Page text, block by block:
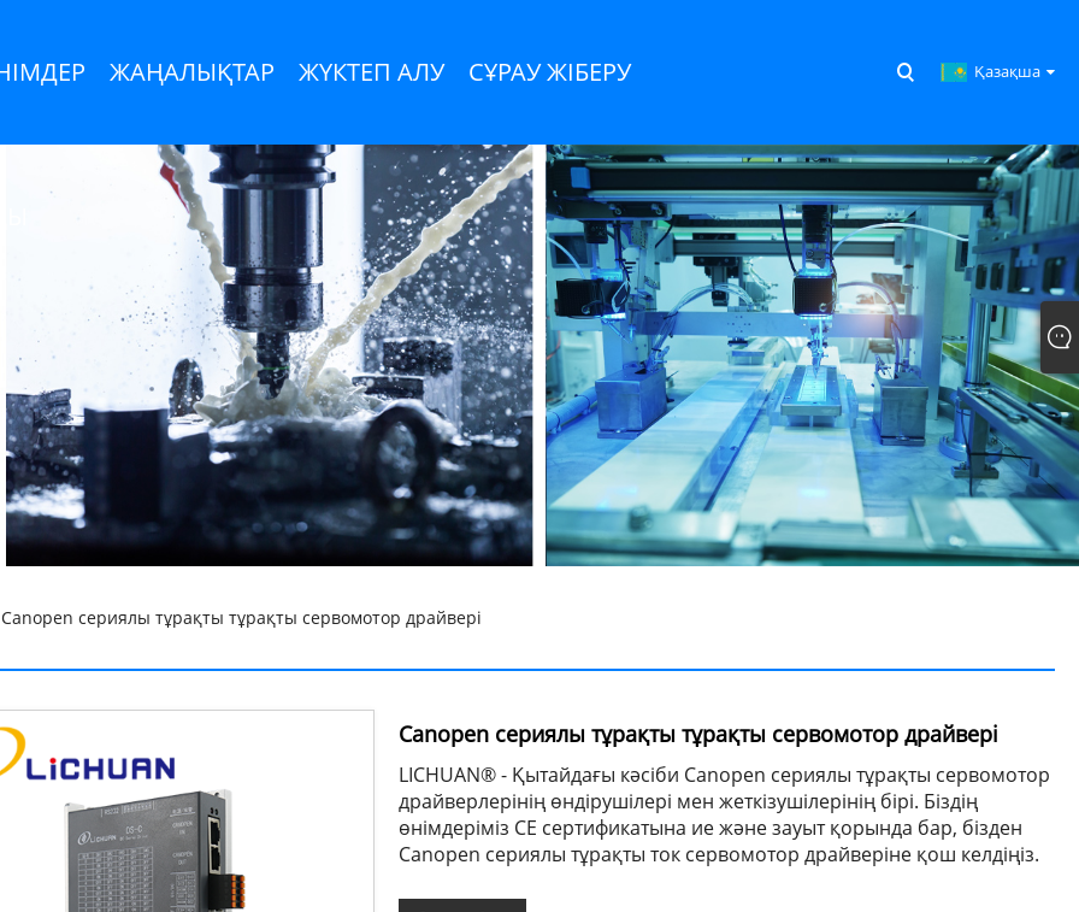
ЖАҢАЛЫҚТАР ЖҮКТЕП АЛУ СҰРАУ ЖІБЕРУ Қазақша
сериялы тұрақты тұрақты сервомотор драйвері
Canopen сериялы тұрақты тұрақты сервомотор драйвері
LICHUAN® - Қытайдағы кәсіби Canopen сериялы тұрақты сервомотор
драйверлерінің өндірушілері мен жеткізушілерінің бірі. Біздің
өнімдеріміз CE сертификатына ие және зауыт қорында бар, бізден
Canopen сериялы тұрақты ток сервомотор драйверіне қош келдіңіз.